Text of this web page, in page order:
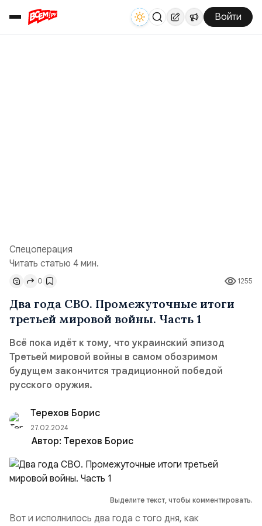
Войти
Спецоперация
Читать статью 4 мин.
1255
0
Два года СВО. Промежуточные итоги
третьей мировой войны. Часть 1
Всё пока идёт к тому, что украинский эпизод
Третьей мировой войны в самом обозримом
будущем закончится традиционной победой
русского оружия.
Терехов Борис
27.02.2024
Автор: Терехов Борис
Выделите текст, чтобы комментировать.
Вот и исполнилось два года с того дня, как